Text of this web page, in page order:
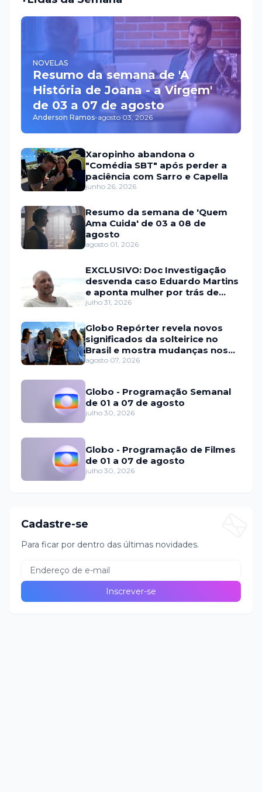
NOVELAS
Resumo da semana de 'A
História de Joana - a Virgem'
de 03 a 07 de agosto
Anderson Ramos-agosto 03, 2026
Xaropinho abandona o
"Comédia SBT" após perder a
paciência com Sarro e Capella
junho 26, 2026
Resumo da semana de 'Quem
Ama Cuida' de 03 a 08 de
agosto
agosto 01, 2026
EXCLUSIVO: Doc Investigação
desvenda caso Eduardo Martins
e aponta mulher por trás de
fraude internacional
julho 31, 2026
Globo Repórter revela novos
significados da solteirice no
Brasil e mostra mudanças nos
relacionamentos
agosto 07, 2026
Globo - Programação Semanal
de 01 a 07 de agosto
julho 30, 2026
Globo - Programação de Filmes
de 01 a 07 de agosto
julho 30, 2026
Cadastre-se
Para ficar por dentro das últimas novidades.